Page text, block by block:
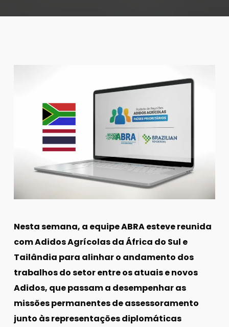
Nesta semana, a equipe ABRA esteve reunida
com Adidos Agrícolas da África do Sul e
Tailândia para alinhar o andamento dos
trabalhos do setor entre os atuais e novos
Adidos, que passam a desempenhar as
missões permanentes de assessoramento
junto às representações diplomáticas